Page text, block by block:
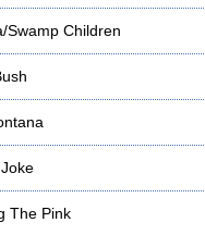
Swamp Children
The Pink